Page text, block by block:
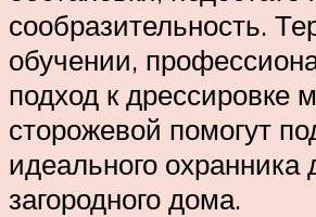
сообразительность.
обучении,
подход к дрессировке
сторожевой помогут
идеального охранника
загородного дома.